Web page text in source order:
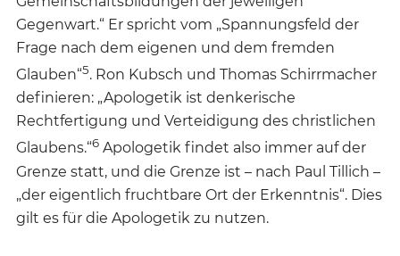
Gegenwart.“ Er spricht vom „Spannungsfeld der
Frage nach dem eigenen und dem fremden
Glauben“5. Ron Kubsch und Thomas Schirrmacher
definieren: „Apologetik ist denkerische
Rechtfertigung und Verteidigung des christlichen
Glaubens.“6 Apologetik findet also immer auf der
Grenze statt, und die Grenze ist – nach Paul Tillich –
„der eigentlich fruchtbare Ort der Erkenntnis“. Dies
gilt es für die Apologetik zu nutzen.